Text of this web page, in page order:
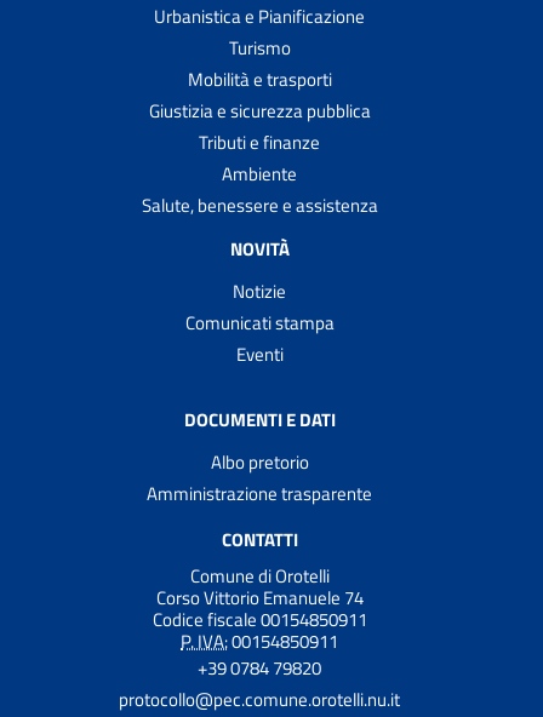
Urbanistica e Pianificazione
Turismo
Mobilità e trasporti
Giustizia e sicurezza pubblica
Tributi e finanze
Ambiente
Salute, benessere e assistenza
NOVITÀ
Notizie
Comunicati stampa
Eventi
DOCUMENTI E DATI
Albo pretorio
Amministrazione trasparente
CONTATTI
Comune di Orotelli
Corso Vittorio Emanuele 74
Codice fiscale 00154850911
P. IVA:00154850911
+39 0784 79820
protocollo@pec.comune.orotelli.nu.it